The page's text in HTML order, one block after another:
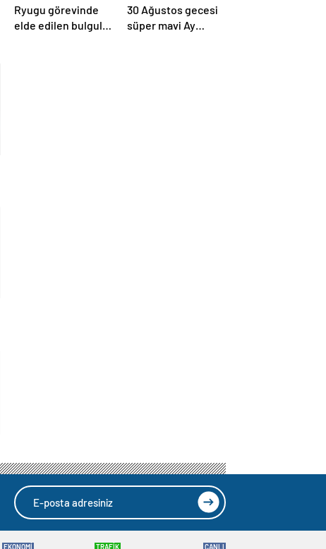
Ryugu görevinde
elde edilen bulgular
30 Ağustos gecesi
süper mavi Ay
EKONOMİ TRAFİK CANLI